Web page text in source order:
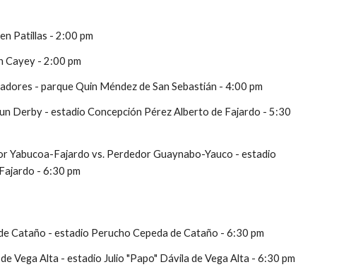
Patillas - 2:00 pm
Cayey - 2:00 pm
- parque Quin Méndez de San Sebastián - 4:00 pm
Derby - estadio Concepción Pérez Alberto de Fajardo - 5:30
Yabucoa-Fajardo vs. Perdedor Guaynabo-Yauco - estadio
- 6:30 pm
Cataño - estadio Perucho Cepeda de Cataño - 6:30 pm
Vega Alta - estadio Julio "Papo" Dávila de Vega Alta - 6:30 pm